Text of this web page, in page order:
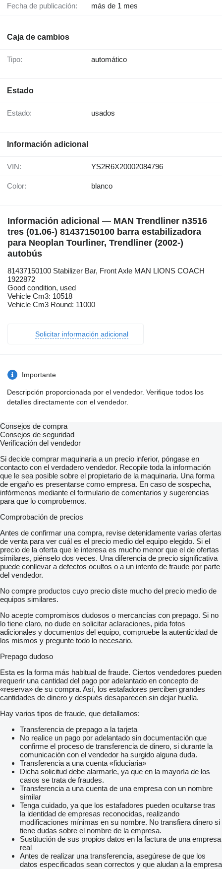
Fecha de publicación: más de 1 mes
Caja de cambios
Tipo: automático
Estado
Estado: usados
Información adicional
VIN: YS2R6X20002084796
Color: blanco
Información adicional — MAN Trendliner n3516
tres (01.06-) 81437150100 barra estabilizadora
para Neoplan Tourliner, Trendliner (2002-)
autobús
81437150100 Stabilizer Bar, Front Axle MAN LIONS COACH
1922872
Good condition, used
Vehicle Cm3: 10518
Vehicle Cm3 Round: 11000
Solicitar información adicional
Importante
Descripción proporcionada por el vendedor. Verifique todos los
detalles directamente con el vendedor.
Consejos de compra
Consejos de seguridad
Verificación del vendedor
Si decide comprar maquinaria a un precio inferior, póngase en
contacto con el verdadero vendedor. Recopile toda la información
que le sea posible sobre el propietario de la maquinaria. Una forma
de engaño es presentarse como empresa. En caso de sospecha,
infórmenos mediante el formulario de comentarios y sugerencias
para que lo comprobemos.
Comprobación de precios
Antes de confirmar una compra, revise detenidamente varias ofertas
de venta para ver cuál es el precio medio del equipo elegido. Si el
precio de la oferta que le interesa es mucho menor que el de ofertas
similares, piénselo dos veces. Una diferencia de precio significativa
puede conllevar a defectos ocultos o a un intento de fraude por parte
del vendedor.
No compre productos cuyo precio diste mucho del precio medio de
equipos similares.
No acepte compromisos dudosos o mercancías con prepago. Si no
lo tiene claro, no dude en solicitar aclaraciones, pida fotos
adicionales y documentos del equipo, compruebe la autenticidad de
los mismos y pregunte todo lo necesario.
Prepago dudoso
Esta es la forma más habitual de fraude. Ciertos vendedores pueden
requerir una cantidad del pago por adelantado en concepto de
«reserva» de su compra. Así, los estafadores perciben grandes
cantidades de dinero y después desaparecen sin dejar huella.
Hay varios tipos de fraude, que detallamos:
Transferencia de prepago a la tarjeta
No realice un pago por adelantado sin documentación que
confirme el proceso de transferencia de dinero, si durante la
comunicación con el vendedor ha surgido alguna duda.
Transferencia a una cuenta «fiduciaria»
Dicha solicitud debe alarmarle, ya que en la mayoría de los
casos se trata de fraudes.
Transferencia a una cuenta de una empresa con un nombre
similar
Tenga cuidado, ya que los estafadores pueden ocultarse tras
la identidad de empresas reconocidas, realizando
modificaciones mínimas en su nombre. No transfiera dinero si
tiene dudas sobre el nombre de la empresa.
Sustitución de sus propios datos en la factura de una empresa
real
Antes de realizar una transferencia, asegúrese de que los
datos especificados sean correctos y que aludan a la empresa